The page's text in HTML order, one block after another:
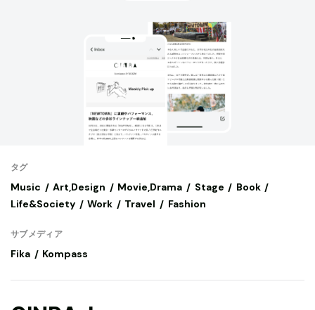
タグ
Music Art,Design Movie,Drama Stage
Book
Life&Society
Work Travel Fashion
サブメディア
Fika Kompass